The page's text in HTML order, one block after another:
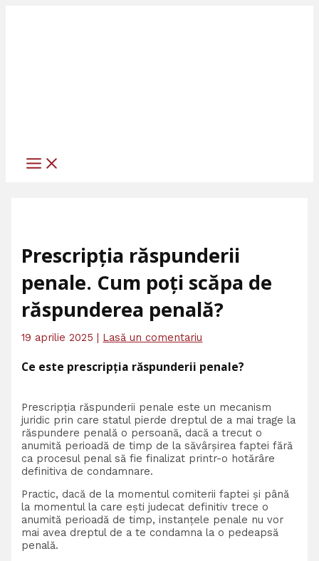
Prescripția răspunderii
penale. Cum poți scăpa de
răspunderea penală?
19 aprilie 2025 Lasă un comentariu
Ce este prescripția răspunderii penale?
Prescripția răspunderii penale este un mecanism
juridic prin care statul pierde dreptul de a mai trage la
răspundere penală o persoană, dacă a trecut o
anumită perioadă de timp de la săvârșirea faptei fără
ca procesul penal să fie finalizat printr-o hotărâre
definitiva de condamnare.
Practic, dacă de la momentul comiterii faptei și până
la momentul la care ești judecat definitiv trece o
anumită perioadă de timp, instanțele penale nu vor
mai avea dreptul de a te condamna la o pedeapsă
penală.